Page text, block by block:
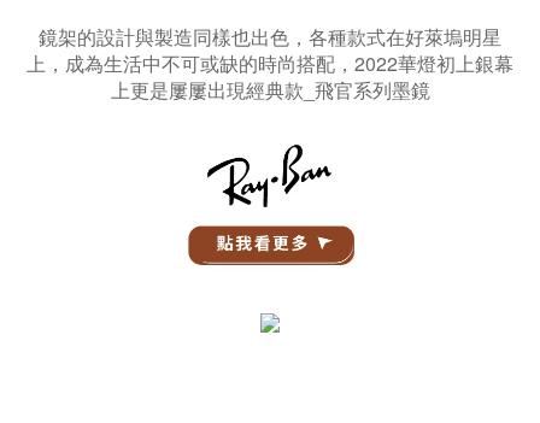
鏡架的設計與製造同樣也出色，各種款式在好萊塢明星
上，成為生活中不可或缺的時尚搭配，2022華燈初上銀幕
上更是屢屢出現經典款_飛官系列墨鏡